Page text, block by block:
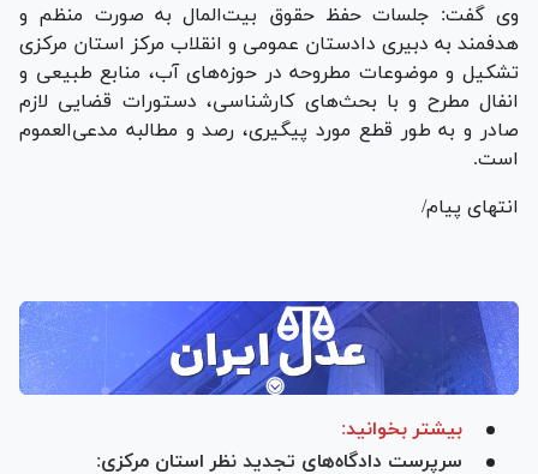
وی گفت: جلسات حفظ حقوق بیت‌المال به صورت منظم و
هدفمند به دبیری دادستان عمومی و انقلاب مرکز استان مرکزی
تشکیل و موضوعات مطروحه در حوزه‌های آب، منابع طبیعی و
انفال مطرح و با بحث‌های کارشناسی، دستورات قضایی لازم
صادر و به طور قطع مورد پیگیری، رصد و مطالبه مدعی‌العموم
است.
انتهای پیام/
بیشتر بخوانید:
سرپرست دادگاه‌های تجدید نظر استان مرکزی: